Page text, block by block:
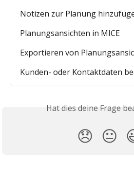
Notizen zur Planung
Planungsansichten in MICE
Exportieren von
Kunden- oder Kontaktdaten
Hat dies deine Frage
😞 😐